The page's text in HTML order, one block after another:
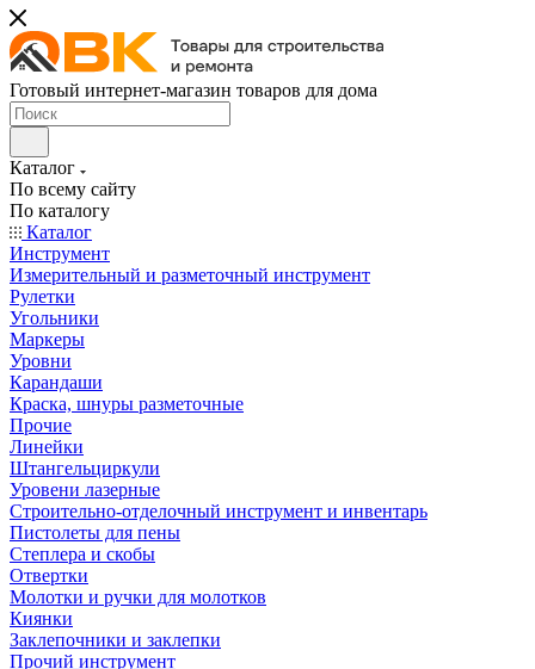
Готовый интернет-магазин товаров для дома
Каталог
По всему сайту
По каталогу
Каталог
Инструмент
Измерительный и разметочный инструмент
Рулетки
Угольники
Маркеры
Уровни
Карандаши
Краска, шнуры разметочные
Прочие
Линейки
Штангельциркули
Уровени лазерные
Строительно-отделочный инструмент и инвентарь
Пистолеты для пены
Степлера и скобы
Отвертки
Молотки и ручки для молотков
Киянки
Заклепочники и заклепки
Прочий инструмент